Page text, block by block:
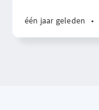
één jaar geleden •